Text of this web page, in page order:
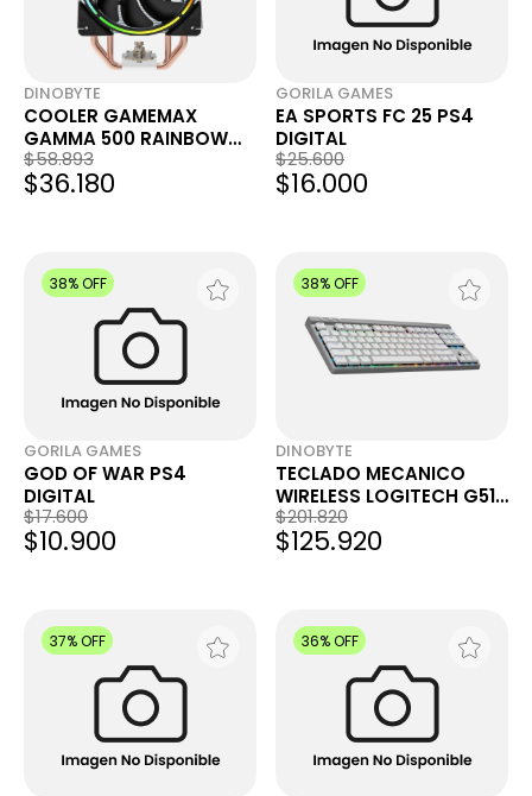
DINOBYTE
COOLER GAMEMAX
GAMMA 500 RAINBOW
RGB
$58.893
$36.180
GORILA GAMES
EA SPORTS FC 25 PS4
DIGITAL
$25.600
$16.000
38% OFF
GORILA GAMES
GOD OF WAR PS4
DIGITAL
$17.600
$10.900
38% OFF
DINOBYTE
TECLADO MECANICO
WIRELESS LOGITECH G515
NA BLANCO
$201.820
$125.920
37% OFF 36% OFF